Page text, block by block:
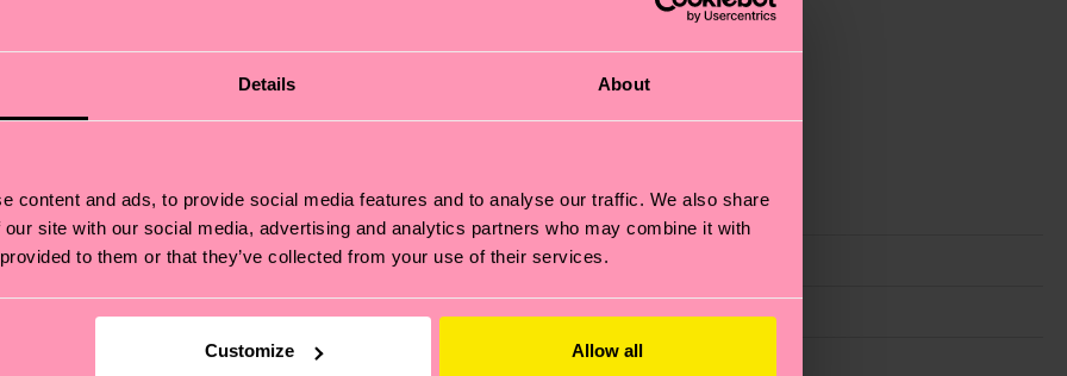
Details About
content and ads, to provide social media features and to analyse our traffic. We also share
site with our social media, advertising and analytics partners who may combine it with
to them or that they’ve collected from your use of their services.
Customize Allow all
trata de elegir el camino ético, pisar ligero para el planeta, mimar tus calcetines y un montón de cosas